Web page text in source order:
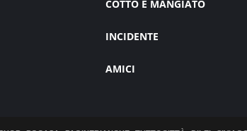
COTTO E MANGIATO
INCIDENTE
AMICI